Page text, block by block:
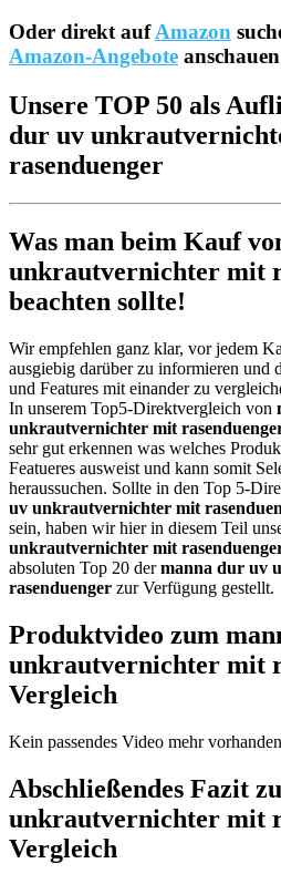
Oder direkt aufAmazon
Amazon-Angebote anschauen
Unsere TOP 50 als
dur uv
rasenduenger
Was man beim Kauf
unkrautvernichter mit
beachten sollte!
Wir empfehlen ganz klar, vor jedem
ausgiebig darüber zu informieren und
und Features mit einander zu
In unserem Top5-Direktvergleich von
unkrautvernichter mit
sehr gut erkennen was welches
Featueres ausweist und kann somit
heraussuchen. Sollte in den Top 5-
uv unkrautvernichter mit
sein, haben wir hier in diesem Teil
unkrautvernichter mit
absoluten Top 20 dermanna dur uv
rasenduenger zur Verfügung gestellt.
Produktvideo zum
unkrautvernichter mit
Vergleich
Kein passendes Video mehr vorhanden
Abschließendes Fazit
unkrautvernichter mit
Vergleich